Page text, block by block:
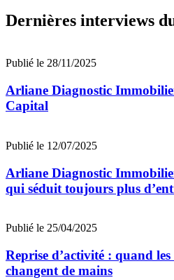
Dernières interviews
Publié le 28/11/2025
Arliane Diagnostic
Capital
Publié le 12/07/2025
Arliane Diagnostic
qui séduit toujours plus
Publié le 25/04/2025
Reprise d’activité : quand
changent de mains